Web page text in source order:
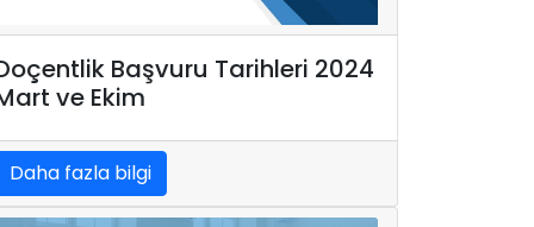
Başvuru Tarihleri 2024
ve Ekim
Daha fazla bilgi